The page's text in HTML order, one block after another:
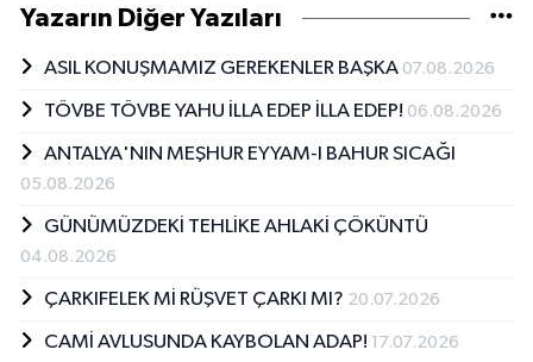
gazete kırımcılığı yapan Mehmet ve Muammer
gazeteciliğe ilk adımını amatörce attım. 1980
görevlerde başarılı olanca Mehmet Gazel
beni o yıllarda Hürriyet Haber Ajansı’nın
haberlerini yapmakla görevlendirmişti.
gazetecilik görevine Konya Yeni Meram
olarak çalışmaya başladım. Bu sırada Türkiye
1993 yılının başlarında tekrar Yeni Meram
Yazarın Diğer Yazıları
ASIL KONUŞMAMIZ GEREKENLER BAŞKA 07.08.2026
TÖVBE TÖVBE YAHU İLLA EDEP İLLA EDEP! 06.08.2026
ANTALYA'NIN MEŞHUR EYYAM-I BAHUR SICAĞI
05.08.2026
GÜNÜMÜZDEKİ TEHLİKE AHLAKİ ÇÖKÜNTÜ
04.08.2026
ÇARKIFELEK Mİ RÜŞVET ÇARKI MI? 20.07.2026
CAMİ AVLUSUNDA KAYBOLAN ADAP! 17.07.2026